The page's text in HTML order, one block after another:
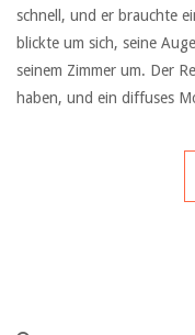
schnell, und er brauchte
blickte um sich, seine
seinem Zimmer um. Der
haben, und ein diffuses